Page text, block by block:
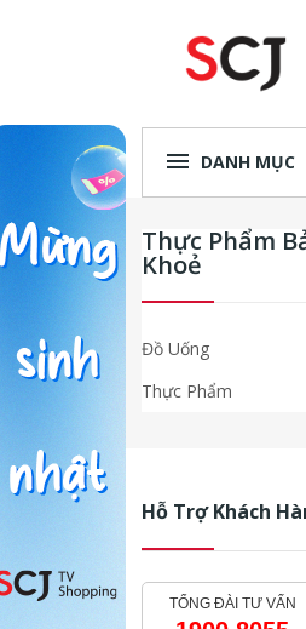
DANH MỤC
Thực Phẩm
Khoẻ
Đồ Uống
Thực Phẩm
Hỗ Trợ Khách
TỔNG ĐÀI TƯ VẤN